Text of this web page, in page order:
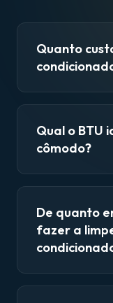
Quanto
Qual o BTU
cômodo?
De quanto
fazer a